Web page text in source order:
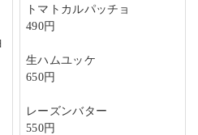
トマトカルパッチョ
490円
生ハムユッケ
650円
レーズンバター
550円